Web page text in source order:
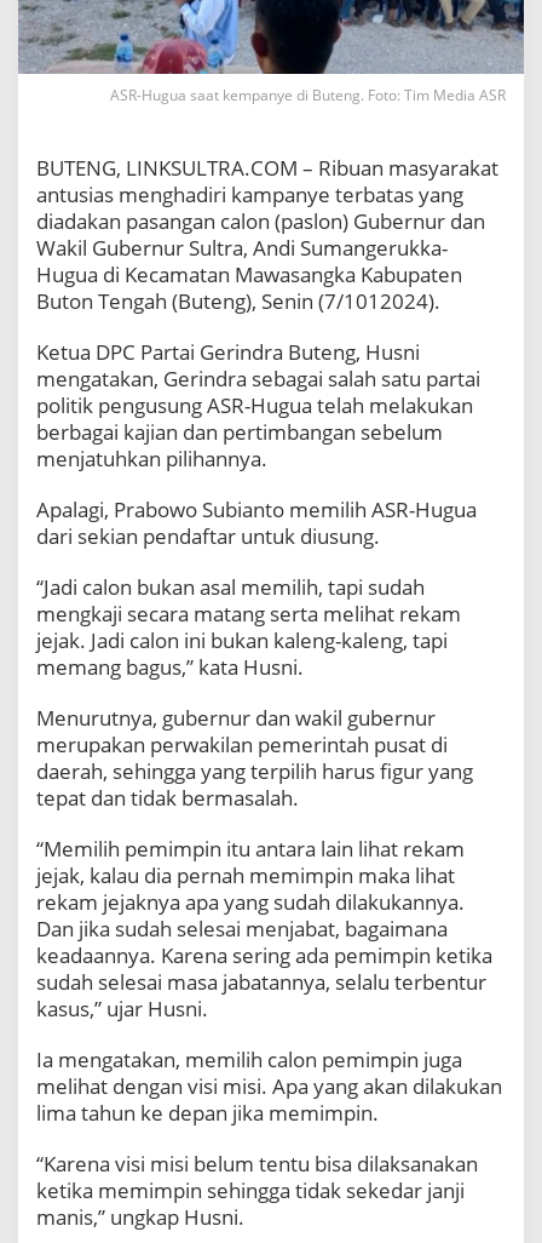
g
S
e
b
u
a
A
s
a
l
U
s
n
g
A
S
R
-
u
g
M
a
u
l
g
u
b
ASR-Hugua saat kempanye di Buteng. Foto: Tim Media ASR
BUTENG, LINKSULTRA.COM – Ribuan masyarakat
antusias menghadiri kampanye terbatas yang
diadakan pasangan calon (paslon) Gubernur dan
Wakil Gubernur Sultra, Andi Sumangerukka-
Hugua di Kecamatan Mawasangka Kabupaten
Buton Tengah (Buteng), Senin (7/1012024).
Ketua DPC Partai Gerindra Buteng, Husni
mengatakan, Gerindra sebagai salah satu partai
politik pengusung ASR-Hugua telah melakukan
berbagai kajian dan pertimbangan sebelum
menjatuhkan pilihannya.
Apalagi, Prabowo Subianto memilih ASR-Hugua
dari sekian pendaftar untuk diusung.
“Jadi calon bukan asal memilih, tapi sudah
mengkaji secara matang serta melihat rekam
jejak. Jadi calon ini bukan kaleng-kaleng, tapi
memang bagus,” kata Husni.
Menurutnya, gubernur dan wakil gubernur
merupakan perwakilan pemerintah pusat di
daerah, sehingga yang terpilih harus figur yang
tepat dan tidak bermasalah.
“Memilih pemimpin itu antara lain lihat rekam
jejak, kalau dia pernah memimpin maka lihat
rekam jejaknya apa yang sudah dilakukannya.
Dan jika sudah selesai menjabat, bagaimana
keadaannya. Karena sering ada pemimpin ketika
sudah selesai masa jabatannya, selalu terbentur
kasus,” ujar Husni.
Ia mengatakan, memilih calon pemimpin juga
melihat dengan visi misi. Apa yang akan dilakukan
lima tahun ke depan jika memimpin.
“Karena visi misi belum tentu bisa dilaksanakan
ketika memimpin sehingga tidak sekedar janji
manis,” ungkap Husni.